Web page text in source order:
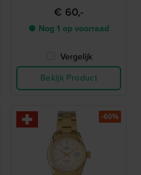
€ 60,-
● Nog 1 op voorraad
Vergelijk
Bekijk Product
-60%